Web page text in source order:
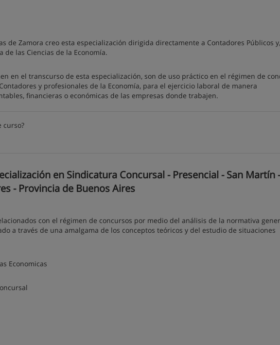
de Zamora creo esta especialización dirigida directamente a Contadores Públicos y,
de las Ciencias de la Economía.
en el transcurso de esta especialización, son de uso práctico en el régimen de
y profesionales de la Economía, para el ejercicio laboral de manera
financieras o económicas de las empresas donde trabajen.
curso?
en Sindicatura Concursal - Presencial - San Martín -
- Provincia de Buenos Aires
con el régimen de concursos por medio del análisis de la normativa
a través de una amalgama de los conceptos teóricos y del estudio de situaciones
Economicas